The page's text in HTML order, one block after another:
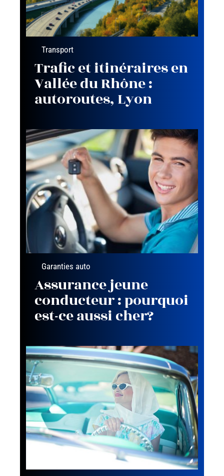
Transport
Trafic et itinéraires en
Vallée du Rhône :
autoroutes, Lyon
Garanties auto
Assurance jeune
conducteur : pourquoi
est-ce aussi cher?